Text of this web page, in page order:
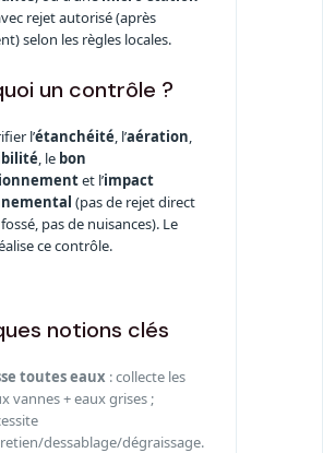
rejet autorisé (après
selon les règles locales.
un contrôle ?
l’étanchéité , l’aération
, le bon
et l’impact
(pas de rejet direct
pas de nuisances). Le
ce contrôle.
notions clés
toutes eaux : collecte les
vannes + eaux grises ;
dessablage/dégraissage.